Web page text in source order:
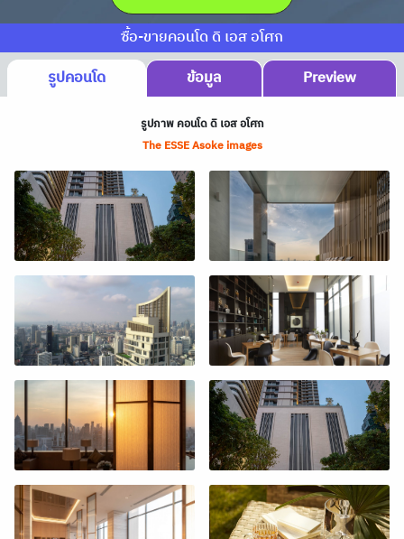
ซื้อ-ขายคอนโด ดิ เอส อโศก
รูปคอนโด
ข้อมูล Preview
รูปภาพ คอนโด ดิ เอส อโศก
The ESSE Asoke images